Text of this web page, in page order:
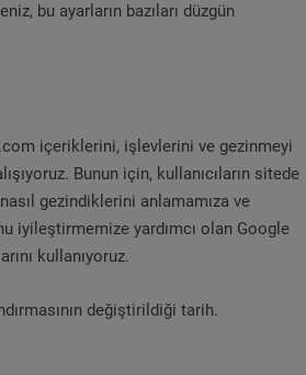
bu ayarların bazıları düzgün
içeriklerini, işlevlerini ve gezinmeyi
Bunun için, kullanıcıların sitede
gezindiklerini anlamamıza ve
iyileştirmemize yardımcı olan Google
kullanıyoruz.
değiştirildiği tarih.